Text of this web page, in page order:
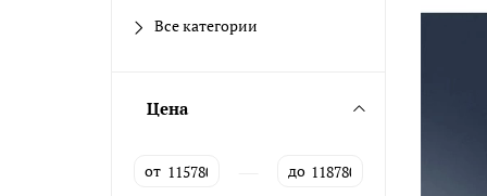
Все категории
Цена
от до